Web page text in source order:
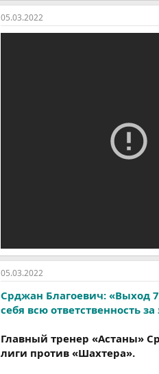
05.03.2022
05.03.2022
Срджан Благоевич: «Выход
себя всю ответственность
Главный тренер «Астаны»
лиги против «Шахтера».